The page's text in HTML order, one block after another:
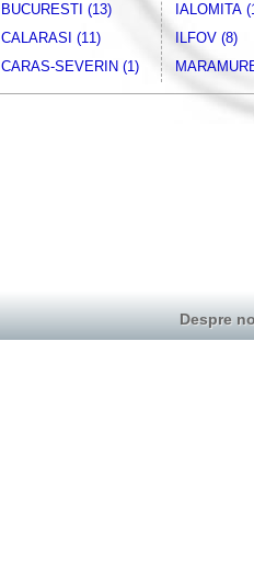
BUCURESTI (13)
CALARASI (11)
CARAS-SEVERIN (1)
IALOMITA
ILFOV (8)
Despre